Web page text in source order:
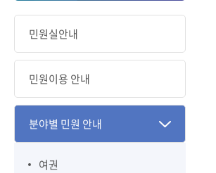
민원실안내
민원이용 안내
분야별 민원 안내
여권